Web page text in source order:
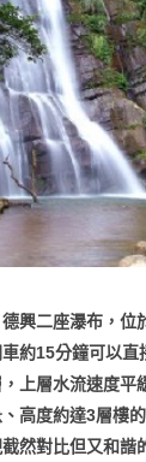
興二座瀑布，位
約15分鐘可以直
上層水流速度平
高度約達3層樓
然對比但又和諧